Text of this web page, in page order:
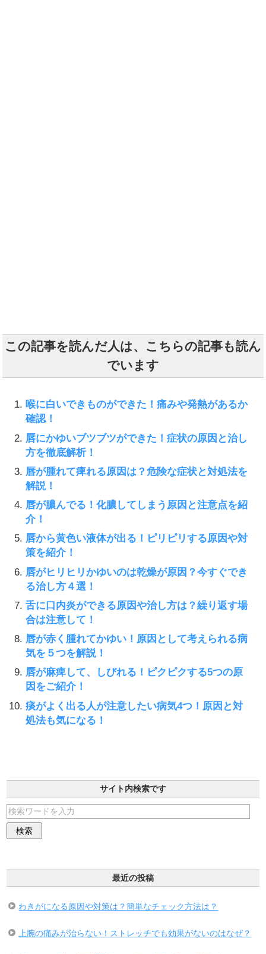
この記事を読んだ人は、こちらの記事も読ん
でいます
喉に白いできものができた！痛みや発熱があるか
確認！
唇にかゆいブツブツができた！症状の原因と治し
方を徹底解析！
唇が腫れて痺れる原因は？危険な症状と対処法を
解説！
唇が膿んでる！化膿してしまう原因と注意点を紹
介！
唇から黄色い液体が出る！ピリピリする原因や対
策を紹介！
唇がヒリヒリかゆいのは乾燥が原因？今すぐでき
る治し方４選！
舌に口内炎ができる原因や治し方は？繰り返す場
合は注意して！
唇が赤く腫れてかゆい！原因として考えられる病
気を５つを解説！
唇が麻痺して、しびれる！ピクピクする5つの原
因をご紹介！
痰がよく出る人が注意したい病気4つ！原因と対
処法も気になる！
サイト内検索です
最近の投稿
わきがになる原因や対策は？簡単なチェック方法は？
上腕の痛みが治らない！ストレッチでも効果がないのはなぜ？